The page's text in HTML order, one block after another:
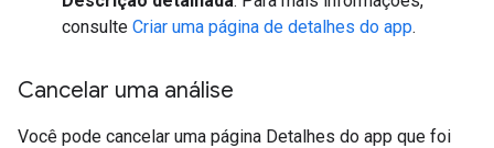
consulte Criar uma página de detalhes do app.
Cancelar uma análise
Você pode cancelar uma página Detalhes do app que foi